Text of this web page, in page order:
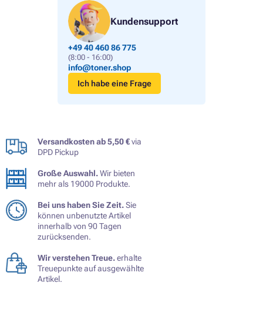
Kundensupport
+49 40 460 86 775
(8:00 - 16:00)
info@toner.shop
Ich habe eine Frage
Versandkosten ab 5,50 €via
DPD Pickup
Große Auswahl.Wir bieten
mehr als 19000 Produkte.
Bei uns haben Sie Zeit.Sie
können unbenutzte Artikel
innerhalb von 90 Tagen
zurücksenden.
Wir verstehen Treue.erhalte
Treuepunkte auf ausgewählte
Artikel.